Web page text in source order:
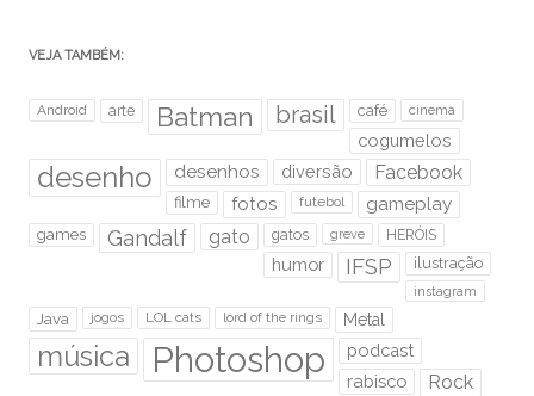
VEJA TAMBÉM:
Android arte Batman brasil café cinema
cogumelos
desenho desenhos diversão Facebook
filme fotos futebol gameplay
games Gandalf gato gatos greve HERÓIS
humor IFSP ilustração
instagram
Java jogos LOL cats lord of the rings Metal
música Photoshop
podcast
rabisco
Rock